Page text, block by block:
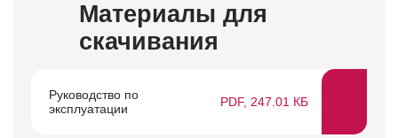
Материалы для
скачивания
Руководство по
эксплуатации
PDF, 247.01 КБ